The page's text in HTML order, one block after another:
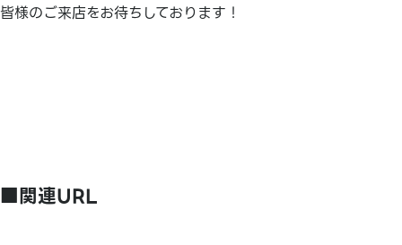
皆様のご来店をお待ちしております！
■関連URL